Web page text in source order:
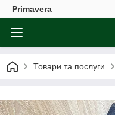
Primavera
Товари та послуги